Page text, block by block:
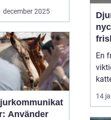
december 2025
Använder
liv
En
14